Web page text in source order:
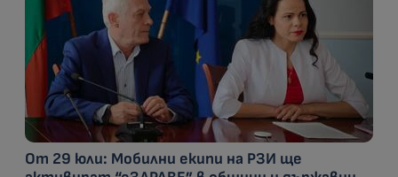
От 29 юли: Мобилни екипи на РЗИ ще